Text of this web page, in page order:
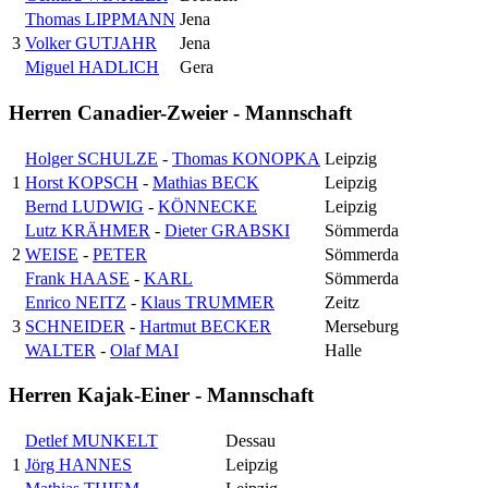
3
Thomas LIPPMANN Jena
Volker GUTJAHR
Jena
Miguel HADLICH
Gera
Herren Canadier-Zweier - Mannschaft
1
Holger SCHULZE - Thomas KONOPKA Leipzig
Horst KOPSCH - Mathias BECK
Leipzig
Bernd LUDWIG - KÖNNECKE Leipzig
2
Lutz KRÄHMER - Dieter GRABSKI
Sömmerda
WEISE - PETER
Sömmerda
Frank HAASE - KARL Sömmerda
3
Enrico NEITZ - Klaus TRUMMER
Zeitz
SCHNEIDER - Hartmut BECKER
Merseburg
WALTER - Olaf MAI Halle
Herren Kajak-Einer - Mannschaft
1
Detlef MUNKELT
Dessau
Jörg HANNES
Leipzig